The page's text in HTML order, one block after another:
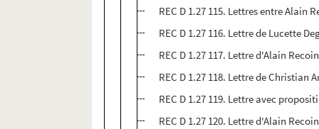
REC D 1.27 115. Lettres entre Alain
REC D 1.27 116. Lettre de Lucette
REC D 1.27 117. Lettre d'Alain
REC D 1.27 118. Lettre de Christian
REC D 1.27 119. Lettre avec
REC D 1.27 120. Lettre d'Alain